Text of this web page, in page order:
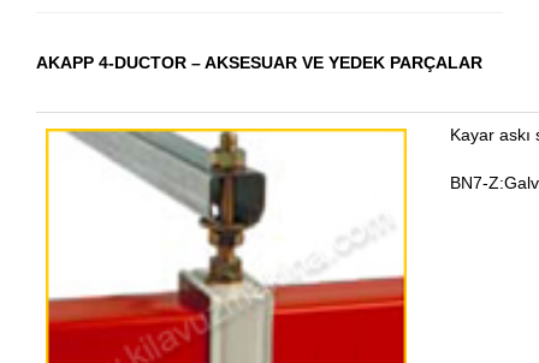
AKAPP 4-DUCTOR – AKSESUAR VE YEDEK PARÇALAR
Kayar
BN7-